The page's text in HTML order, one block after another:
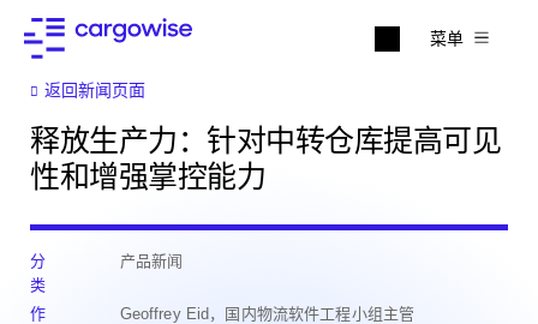
菜单
返回新闻页面
释放生产力：针对中转仓库提高可见
性和增强掌控能力
分
类
产品新闻
作
Geoffrey Eid，国内物流软件工程小组主管